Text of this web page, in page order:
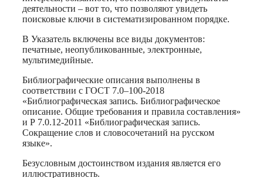
деятельности – вот то, что позволяют увидеть
поисковые ключи в систематизированном порядке.
В Указатель включены все виды документов:
печатные, неопубликованные, электронные,
мультимедийные.
Библиографические описания выполнены в
соответствии с ГОСТ 7.0–100-2018
«Библиографическая запись. Библиографическое
описание. Общие требования и правила составления»
и Р 7.0.12-2011 «Библиографическая запись.
Сокращение слов и словосочетаний на русском
языке».
Безусловным достоинством издания является его
иллюстративность.